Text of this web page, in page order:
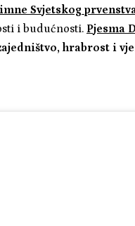
Svjetskog
i budućnosti. Pjesma
hrabrost i